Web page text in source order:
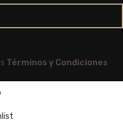
Términos y Condiciones